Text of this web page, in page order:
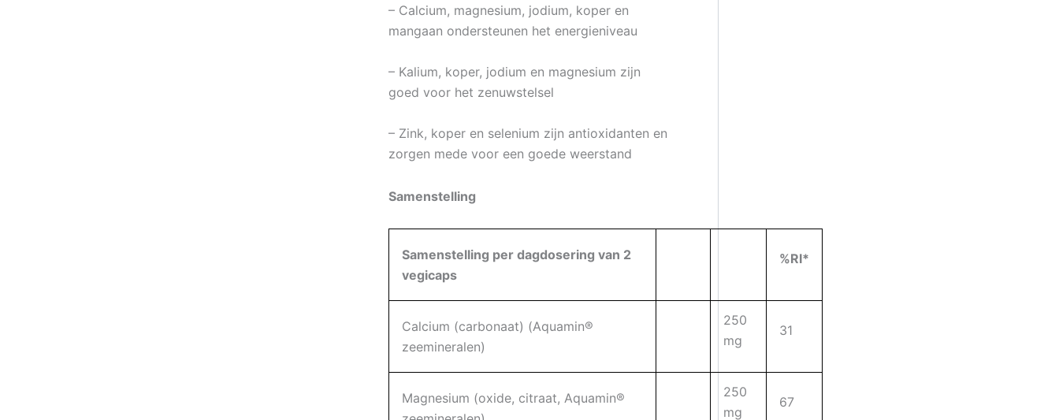
– Calcium, magnesium, jodium, koper en
mangaan ondersteunen het energieniveau
– Kalium, koper, jodium en magnesium zijn
goed voor het zenuwstelsel
– Zink, koper en selenium zijn antioxidanten en
zorgen mede voor een goede weerstand
Samenstelling
Samenstelling per dagdosering van 2
vegicaps
%RI*
Calcium (carbonaat) (Aquamin®
zeemineralen)
250
mg
31
Magnesium (oxide, citraat, Aquamin®
250
mg
67